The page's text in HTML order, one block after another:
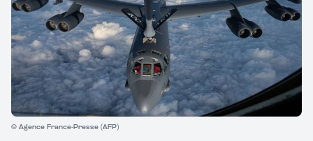
© Agence France-Presse (AFP)